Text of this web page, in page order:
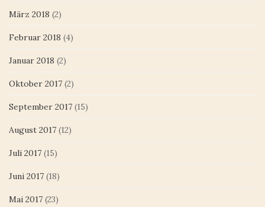
März 2018 (2)
Februar 2018 (4)
Januar 2018 (2)
Oktober 2017 (2)
September 2017 (15)
August 2017 (12)
Juli 2017 (15)
Juni 2017 (18)
Mai 2017 (23)